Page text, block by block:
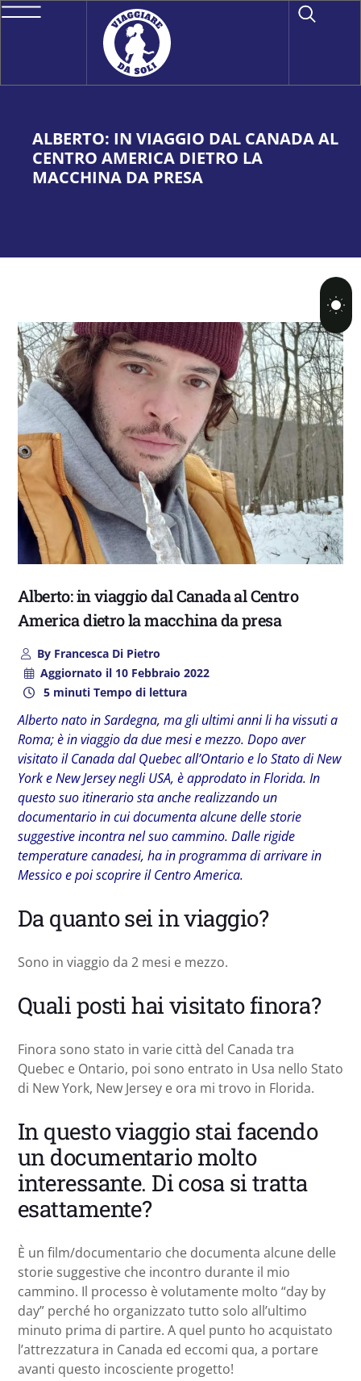
ALBERTO: IN VIAGGIO DAL CANADA AL
CENTRO AMERICA DIETRO LA
MACCHINA DA PRESA
Alberto: in viaggio dal Canada al Centro
America dietro la macchina da presa
ByFrancesca Di Pietro
Aggiornato il10 Febbraio 2022
5 minuti Tempo di lettura
Alberto nato in Sardegna, ma gli ultimi anni li ha vissuti a
Roma; è in viaggio da due mesi e mezzo. Dopo aver
visitato il Canada dal Quebec all’Ontario e lo Stato di New
York e New Jersey negli USA, è approdato in Florida. In
questo suo itinerario sta anche realizzando un
documentario in cui documenta alcune delle storie
suggestive incontra nel suo cammino. Dalle rigide
temperature canadesi, ha in programma di arrivare in
Messico e poi scoprire il Centro America.
Da quanto sei in viaggio?
Sono in viaggio da 2 mesi e mezzo.
Quali posti hai visitato finora?
Finora sono stato in varie città del Canada tra
Quebec e Ontario, poi sono entrato in Usa nello Stato
di New York, New Jersey e ora mi trovo in Florida.
In questo viaggio stai facendo
un documentario molto
interessante. Di cosa si tratta
esattamente?
È un film/documentario che documenta alcune delle
storie suggestive che incontro durante il mio
cammino. Il processo è volutamente molto “day by
day” perché ho organizzato tutto solo all’ultimo
minuto prima di partire. A quel punto ho acquistato
l’attrezzatura in Canada ed eccomi qua, a portare
avanti questo incosciente progetto!